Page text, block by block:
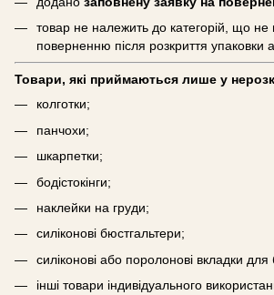
товар не належить до категорій, що не
поверненню після розкриття упаковки
Товари, які приймаються лише у
колготки;
панчохи;
шкарпетки;
бодістокінги;
наклейки на груди;
силіконові бюстгальтери;
силіконові або поролонові вкладки для
інші товари індивідуального